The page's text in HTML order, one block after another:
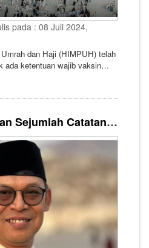
pada : 08 Juli 2024,
dan Haji (HIMPUH) telah
ada ketentuan wajib vaksin
asal Indonesia.
HIMPUH Sampaikan Sejumlah Catatan atas Penyelenggaraan Haji Khusus 2024